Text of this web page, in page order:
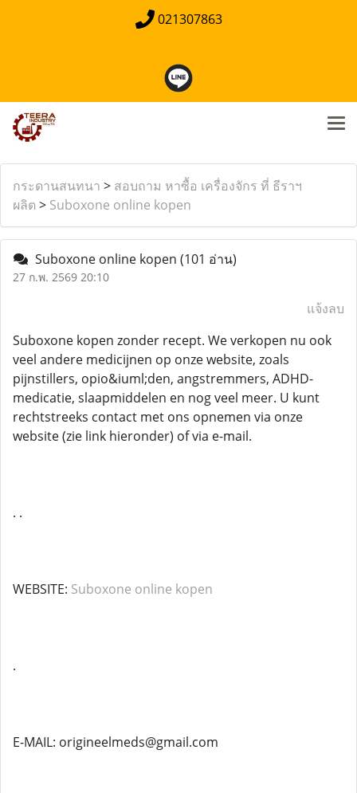
021307863
กระดานสนทนา > สอบถาม หาซื้อ เครื่องจักร ที่ ธีราฯ
ผลิต > Suboxone online kopen
Suboxone online kopen (101 อ่าน)
27 ก.พ. 2569 20:10
แจ้งลบ
Suboxone kopen zonder recept. We verkopen nu ook
veel andere medicijnen op onze website, zoals
pijnstillers, opio&iuml;den, angstremmers, ADHD-
medicatie, slaapmiddelen en nog veel meer. U kunt
rechtstreeks contact met ons opnemen via onze
website (zie link hieronder) of via e-mail.
. .
WEBSITE: Suboxone online kopen
.
E-MAIL: origineelmeds@gmail.com